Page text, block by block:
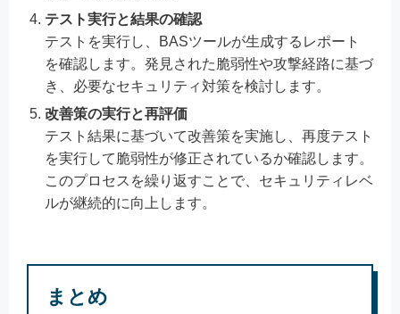
テスト実行と結果の確認
テストを実行し、BASツールが生成するレポート
を確認します。発見された脆弱性や攻撃経路に基づ
き、必要なセキュリティ対策を検討します。
改善策の実行と再評価
テスト結果に基づいて改善策を実施し、再度テスト
を実行して脆弱性が修正されているか確認します。
このプロセスを繰り返すことで、セキュリティレベ
ルが継続的に向上します。
まとめ